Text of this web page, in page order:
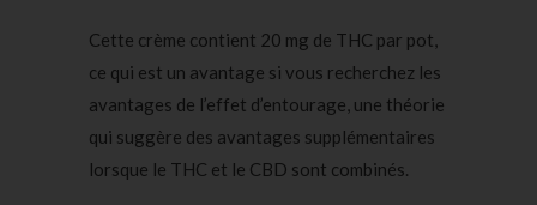
Cette crème contient 20 mg de THC par pot,
ce qui est un avantage si vous recherchez les
avantages de l’effet d’entourage, une théorie
qui suggère des avantages supplémentaires
lorsque le THC et le CBD sont combinés.